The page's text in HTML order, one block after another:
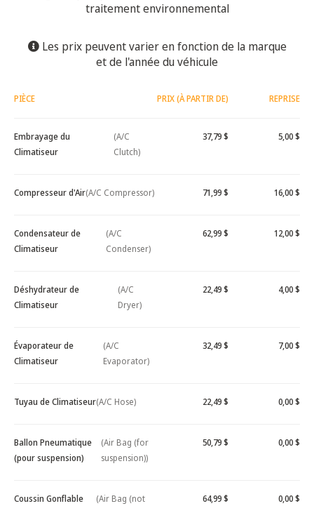
traitement environnemental
Les prix peuvent varier en fonction de la marque
et de l'année du véhicule
PIÈCE PRIX (À PARTIR DE) REPRISE
Embrayage du
Climatiseur
(A/C
Clutch)
37,79 $ 5,00 $
Compresseur d'Air(A/C Compressor) 71,99 $ 16,00 $
Condensateur de
Climatiseur
(A/C
Condenser)
62,99 $ 12,00 $
Déshydrateur de
Climatiseur
(A/C
Dryer)
22,49 $ 4,00 $
Évaporateur de
Climatiseur
(A/C
Evaporator)
32,49 $ 7,00 $
Tuyau de Climatiseur(A/C Hose) 22,49 $ 0,00 $
Ballon Pneumatique
(pour suspension)
(Air Bag (for
suspension))
50,79 $ 0,00 $
Coussin Gonflable
(Air Bag (not
64,99 $ 0,00 $